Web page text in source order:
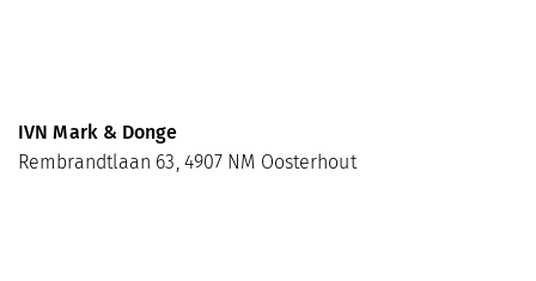
IVN Mark & Donge
Rembrandtlaan 63, 4907 NM Oosterhout